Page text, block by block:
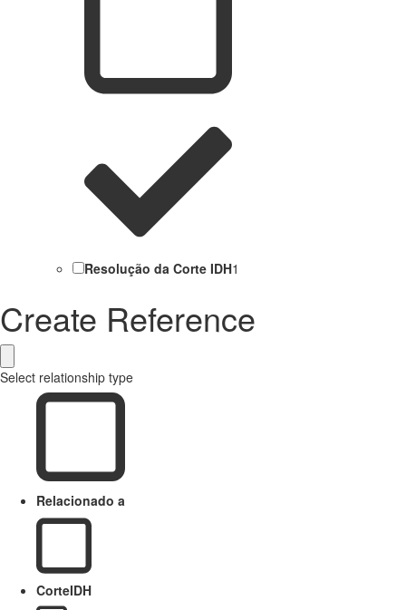
Resolução da Corte IDH1
Create Reference
Select relationship type
Relacionado a
CorteIDH